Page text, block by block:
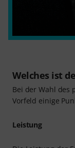
Welches ist
Bei der Wahl des
Vorfeld einige
Leistung